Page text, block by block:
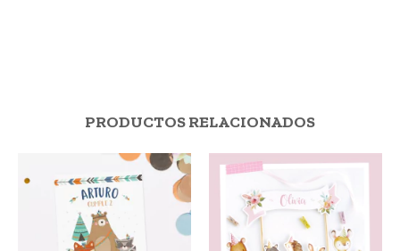
PRODUCTOS RELACIONADOS